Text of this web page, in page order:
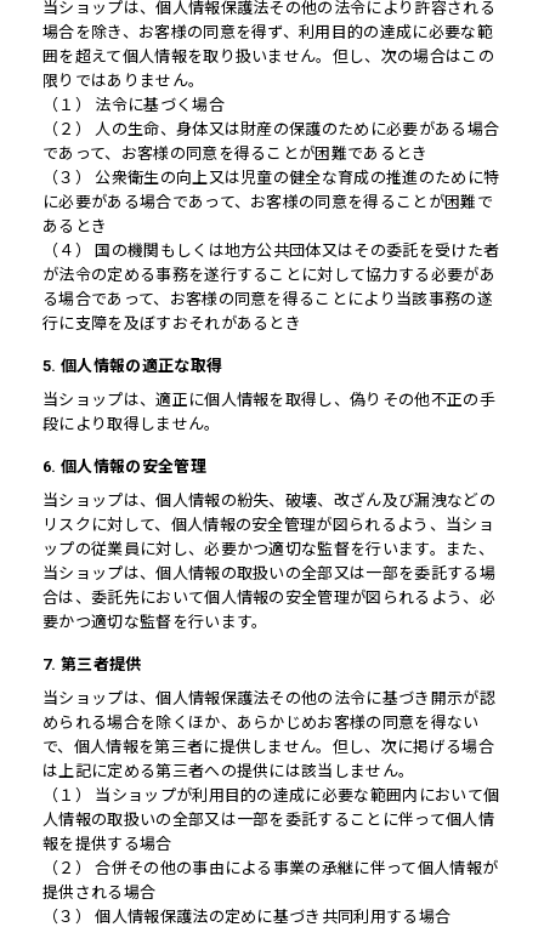
当ショップは、個人情報保護法その他の法令により許容される
場合を除き、お客様の同意を得ず、利用目的の達成に必要な範
囲を超えて個人情報を取り扱いません。但し、次の場合はこの
限りではありません。
（１） 法令に基づく場合
（２） 人の生命、身体又は財産の保護のために必要がある場合
であって、お客様の同意を得ることが困難であるとき
（３） 公衆衛生の向上又は児童の健全な育成の推進のために特
に必要がある場合であって、お客様の同意を得ることが困難で
あるとき
（４） 国の機関もしくは地方公共団体又はその委託を受けた者
が法令の定める事務を遂行することに対して協力する必要があ
る場合であって、お客様の同意を得ることにより当該事務の遂
行に支障を及ぼすおそれがあるとき
5. 個人情報の適正な取得
当ショップは、適正に個人情報を取得し、偽りその他不正の手
段により取得しません。
6. 個人情報の安全管理
当ショップは、個人情報の紛失、破壊、改ざん及び漏洩などの
リスクに対して、個人情報の安全管理が図られるよう、当ショ
ップの従業員に対し、必要かつ適切な監督を行います。また、
当ショップは、個人情報の取扱いの全部又は一部を委託する場
合は、委託先において個人情報の安全管理が図られるよう、必
要かつ適切な監督を行います。
7. 第三者提供
当ショップは、個人情報保護法その他の法令に基づき開示が認
められる場合を除くほか、あらかじめお客様の同意を得ない
で、個人情報を第三者に提供しません。但し、次に掲げる場合
は上記に定める第三者への提供には該当しません。
（１） 当ショップが利用目的の達成に必要な範囲内において個
人情報の取扱いの全部又は一部を委託することに伴って個人情
報を提供する場合
（２） 合併その他の事由による事業の承継に伴って個人情報が
提供される場合
（３） 個人情報保護法の定めに基づき共同利用する場合